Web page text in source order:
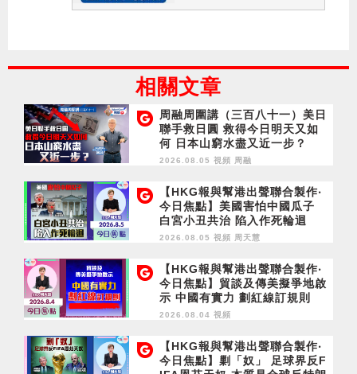
相關文章
周融周圍講（三百八十一）美日
聯手救日圓 救得今日明天又如
何 日本山窮水盡又近一步？
2026.08.05 視頻 周融
【HKG報與幫港出聲聯合製作‧
今日焦點】美國害怕中國瓜子
白宮小丑共治 陷入作死輪迴
2026.08.05 視頻 周天慧
【HKG報與幫港出聲聯合製作‧
今日焦點】貿談及傳美擬爭地啟
示 中國有實力 劃紅線訂規則
2026.08.04 視頻
【HKG報與幫港出聲聯合製作‧
今日焦點】剿「奴」 足球界反F